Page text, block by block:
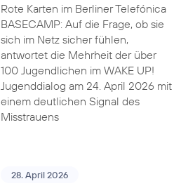
Rote Karten im Berliner Telefónica
BASECAMP: Auf die Frage, ob sie
sich im Netz sicher fühlen,
antwortet die Mehrheit der über
100 Jugendlichen im WAKE UP!
Jugenddialog am 24. April 2026 mit
einem deutlichen Signal des
Misstrauens
28. April 2026